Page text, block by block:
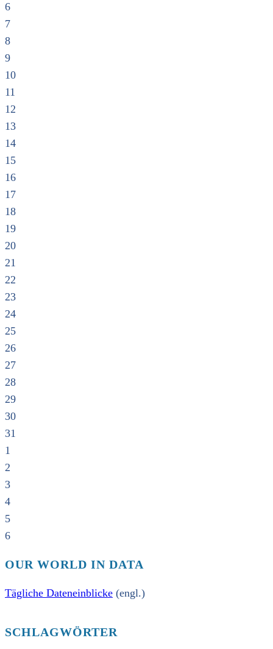
6
7
8
9
10
11
12
13
14
15
16
17
18
19
20
21
22
23
24
25
26
27
28
29
30
31
1
2
3
4
5
6
OUR WORLD IN DATA
Tägliche Dateneinblicke (engl.)
SCHLAGWÖRTER